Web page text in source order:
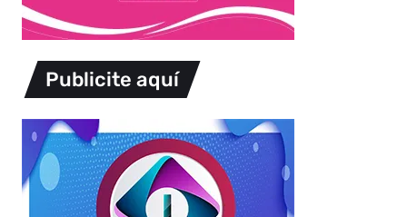
Publicite aquí